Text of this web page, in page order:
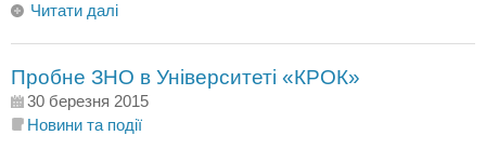
Читати далі
Пробне ЗНО в Університеті «КРОК»
30 березня 2015
Новини та події